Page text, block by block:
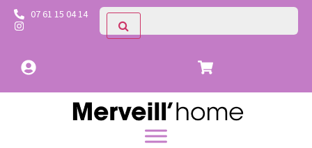
07 61 15 04 14